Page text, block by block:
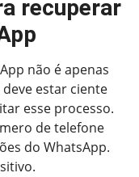
recuperar
não é apenas
estar ciente
esse processo.
de telefone
do WhatsApp.